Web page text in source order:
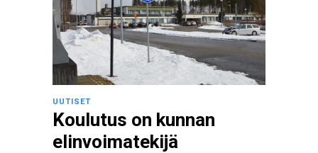
UUTISET
Koulutus on kunnan
elinvoimatekijä